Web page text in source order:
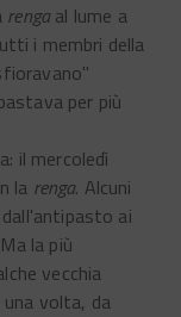
renga al lume a
i membri della
per più
il mercoledì
la renga. Alcuni
ai
la più
vecchia
volta, da